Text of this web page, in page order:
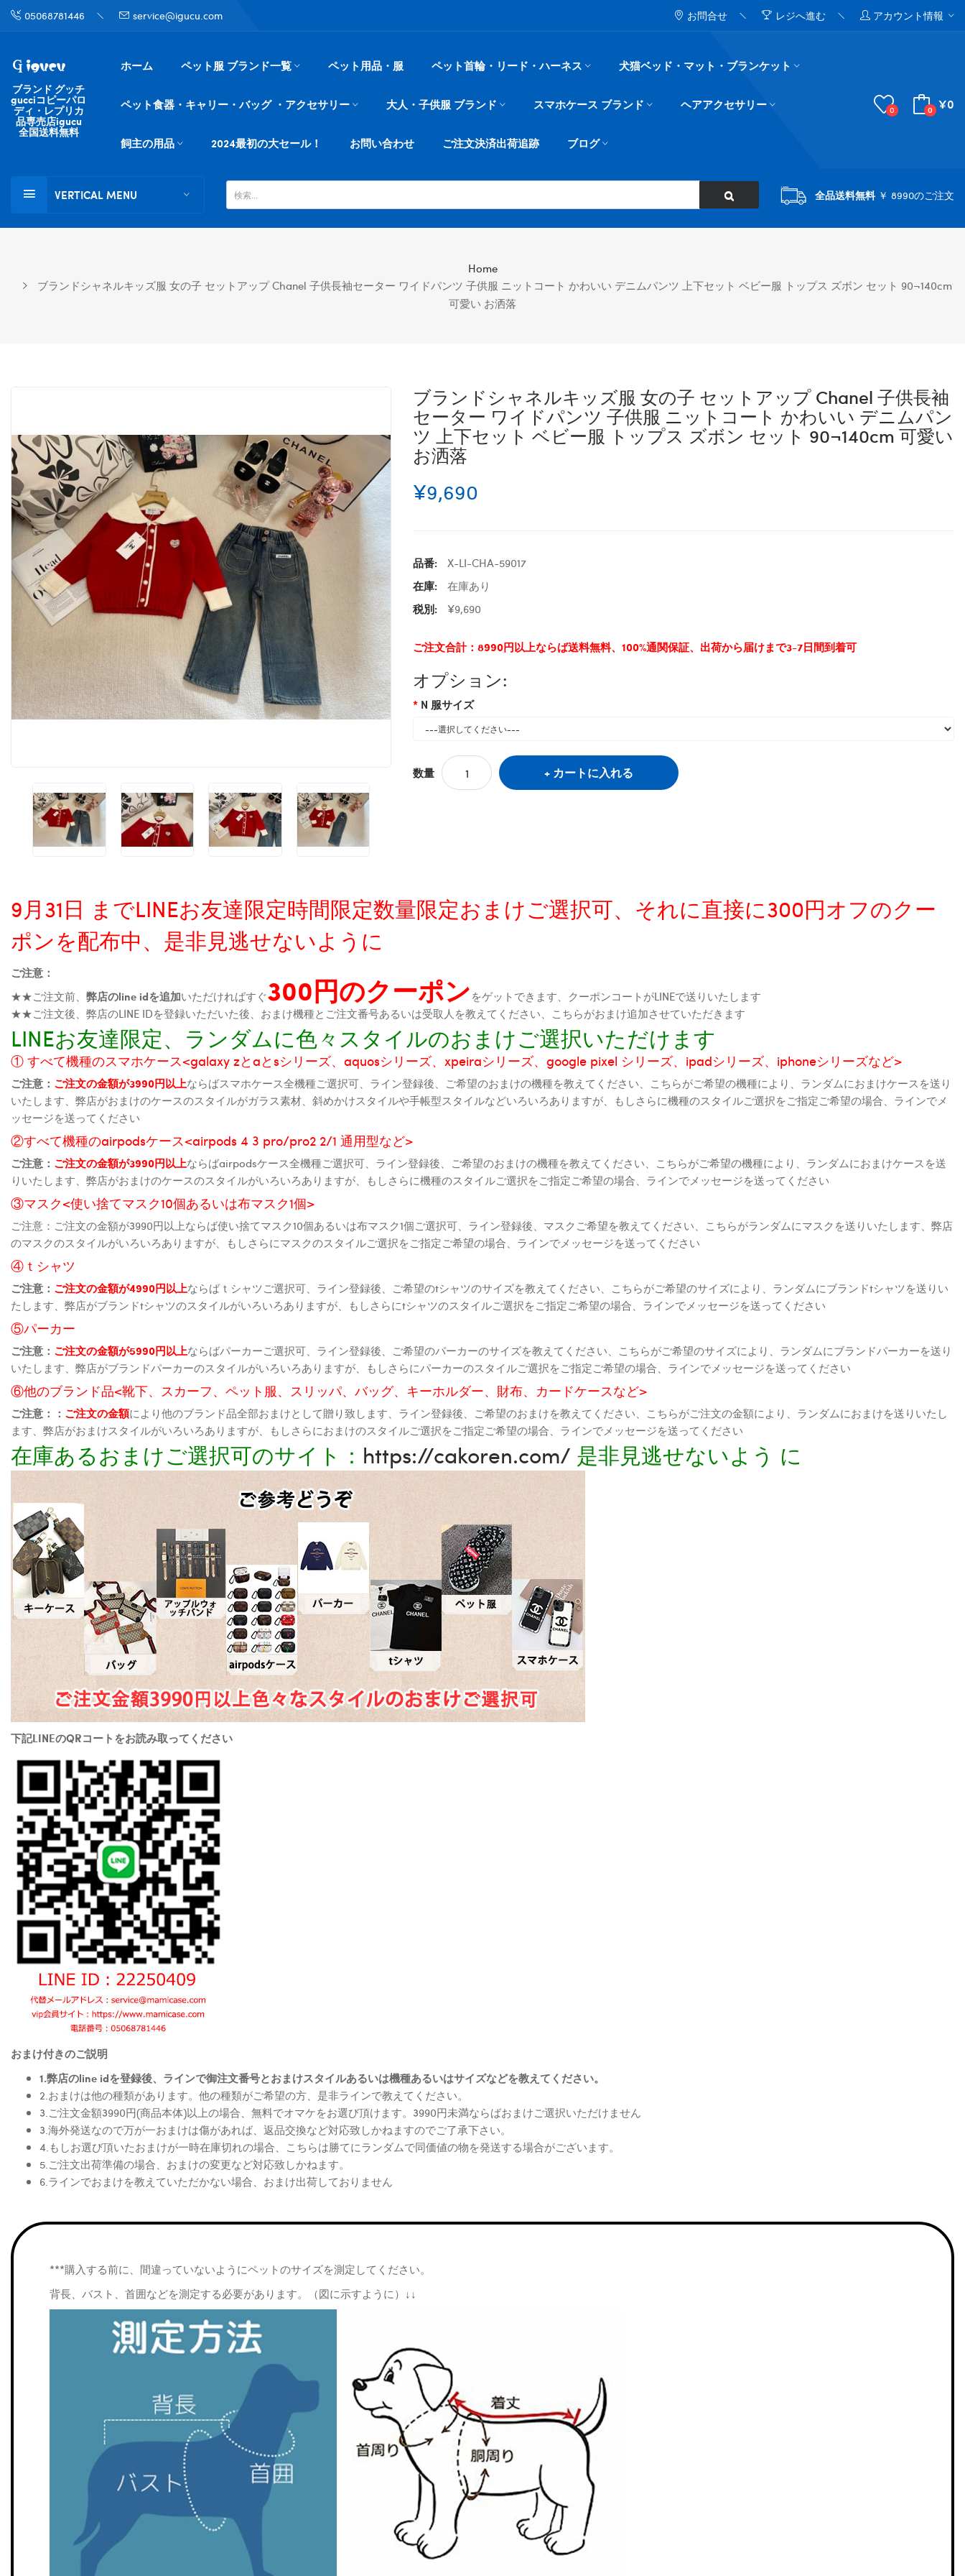
05068781446 service@igucu.com お問合せ レジへ進む アカウント情報
ブランド グッチ
gucciコピーパロ
ディ・レプリカ
品専売店igucu
全国送料無料
ホーム ペット服 ブランド一覧 ペット用品・服 ペット首輪・リード・ハーネス 犬猫ベッド・マット・ブランケット
ペット食器・キャリー・バッグ ・アクセサリー 大人・子供服 ブランド スマホケース ブランド ヘアアクセサリー
飼主の用品 2024最初の大セール！ お問い合わせ ご注文決済出荷追跡 ブログ
0 0 ¥0
VERTICAL MENU 全品送料無料￥ 8990のご注文
Home
ブランドシャネルキッズ服 女の子 セットアップ Chanel 子供長袖セーター ワイドパンツ 子供服 ニットコート かわいい デニムパンツ 上下セット ベビー服 トップス ズボン セット 90¬140cm
可愛い お洒落
ブランドシャネルキッズ服 女の子 セットアップ Chanel 子供長袖
セーター ワイドパンツ 子供服 ニットコート かわいい デニムパン
ツ 上下セット ベビー服 トップス ズボン セット 90¬140cm 可愛い
お洒落
¥9,690
品番:
X-LI-CHA-59017
在庫:
在庫あり
税別:
¥9,690
ご注文合計：8990円以上ならば送料無料、100%通関保証、出荷から届けまで3-7日間到着可
オプション:
N 服サイズ
数量 カートに入れる
9月31日 までLINEお友達限定時間限定数量限定おまけご選択可、それに直接に300円オフのクー
ポンを配布中、是非見逃せないように
ご注意：
★★ご注文前、 弊店のline idを追加いただければすぐ300円のクーポンをゲットできます、クーポンコートがLINEで送りいたします
★★ご注文後、弊店のLINE IDを登録いただいた後、おまけ機種とご注文番号あるいは受取人を教えてください、こちらがおまけ追加させていただきます
LINEお友達限定、ランダムに色々スタイルのおまけご選択いただけます
① すべて機種のスマホケース<galaxy zとaとsシリーズ、aquosシリーズ、xpeiraシリーズ、google pixel シリーズ、ipadシリーズ、iphoneシリーズなど>
ご注意： ご注文の金額が3990円以上ならばスマホケース全機種ご選択可、ライン登録後、ご希望のおまけの機種を教えてください、こちらがご希望の機種により、ランダムにおまけケースを送り
いたします、弊店がおまけのケースのスタイルがガラス素材、斜めかけスタイルや手帳型スタイルなどいろいろありますが、もしさらに機種のスタイルご選択をご指定ご希望の場合、ラインでメ
ッセージを送ってください
②すべて機種のairpodsケース<airpods 4 3 pro/pro2 2/1 通用型など>
ご注意： ご注文の金額が3990円以上ならばairpodsケース全機種ご選択可、ライン登録後、ご希望のおまけの機種を教えてください、こちらがご希望の機種により、ランダムにおまけケースを送
りいたします、弊店がおまけのケースのスタイルがいろいろありますが、もしさらに機種のスタイルご選択をご指定ご希望の場合、ラインでメッセージを送ってください
③マスク<使い捨てマスク10個あるいは布マスク1個>
ご注意：ご注文の金額が3990円以上ならば使い捨てマスク10個あるいは布マスク1個ご選択可、ライン登録後、マスクご希望を教えてください、こちらがランダムにマスクを送りいたします、弊店
のマスクのスタイルがいろいろありますが、もしさらにマスクのスタイルご選択をご指定ご希望の場合、ラインでメッセージを送ってください
④ｔシャツ
ご注意： ご注文の金額が4990円以上ならばｔシャツご選択可、ライン登録後、ご希望のtシャツのサイズを教えてください、こちらがご希望のサイズにより、ランダムにブランドtシャツを送りい
たします、弊店がブランドtシャツのスタイルがいろいろありますが、もしさらにtシャツのスタイルご選択をご指定ご希望の場合、ラインでメッセージを送ってください
⑤パーカー
ご注意： ご注文の金額が5990円以上ならばパーカーご選択可、ライン登録後、ご希望のパーカーのサイズを教えてください、こちらがご希望のサイズにより、ランダムにブランドパーカーを送り
いたします、弊店がブランドパーカーのスタイルがいろいろありますが、もしさらにパーカーのスタイルご選択をご指定ご希望の場合、ラインでメッセージを送ってください
⑥他のブランド品<靴下、スカーフ、ペット服、スリッパ、バッグ、キーホルダー、財布、カードケースなど>
ご注意：： ご注文の金額により他のブランド品全部おまけとして贈り致します、ライン登録後、ご希望のおまけを教えてください、こちらがご注文の金額により、ランダムにおまけを送りいたし
ます、弊店がおまけスタイルがいろいろありますが、もしさらにおまけのスタイルご選択をご指定ご希望の場合、ラインでメッセージを送ってください
在庫あるおまけご選択可のサイト： https://cakoren.com/ 是非見逃せないよう に
下記LINEのQRコートをお読み取ってください
おまけ付きのご説明
1.弊店のline idを登録後、ラインで御注文番号とおまけスタイルあるいは機種あるいはサイズなどを教えてください。
2.おまけは他の種類があります。他の種類がご希望の方、是非ラインで教えてください。
3.ご注文金額3990円(商品本体)以上の場合、無料でオマケをお選び頂けます。3990円未満ならばおまけご選択いただけません
3.海外発送なので万が一おまけは傷があれば、返品交換など対応致しかねますのでご了承下さい。
4.もしお選び頂いたおまけが一時在庫切れの場合、こちらは勝てにランダムで同価値の物を発送する場合がございます。
5.ご注文出荷準備の場合、おまけの変更など対応致しかねます。
6.ラインでおまけを教えていただかない場合、おまけ出荷しておりません
***購入する前に、間違っていないようにペットのサイズを測定してください。
背長、バスト、首囲などを測定する必要があります。（図に示すように）↓↓